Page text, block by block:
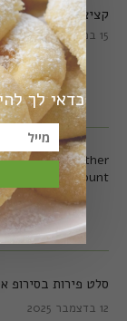
קציצות כרישה
15 במרץ 2018
try with another
instagram account.
סלט פירות בסירופ
12 בדצמבר 2025
כדאי לך